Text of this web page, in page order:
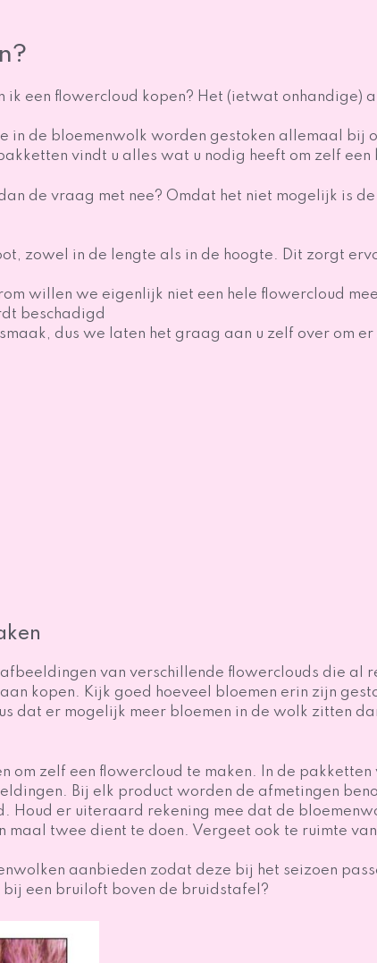
ik een flowercloud kopen? Het (ietwat onhandige)
in de bloemenwolk worden gestoken allemaal bij
vindt u alles wat u nodig heeft om zelf een
de vraag met nee? Omdat het niet mogelijk is
zowel in de lengte als in de hoogte. Dit zorgt
willen we eigenlijk niet een hele flowercloud
beschadigd
dus we laten het graag aan u zelf over om
van verschillende flowerclouds die al
kopen. Kijk goed hoeveel bloemen erin zijn
dat er mogelijk meer bloemen in de wolk zitten
om zelf een flowercloud te maken. In de
Bij elk product worden de afmetingen
Houd er uiteraard rekening mee dat de
twee dient te doen. Vergeet ook te ruimte
aanbieden zodat deze bij het seizoen
een bruiloft boven de bruidstafel?